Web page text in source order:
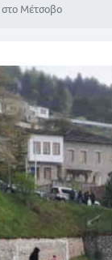
στο Μέτσοβο